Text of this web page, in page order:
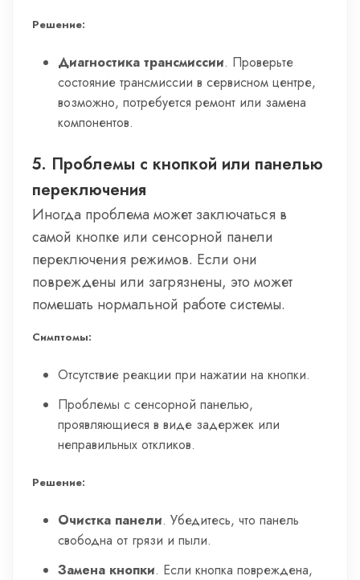
Решение:
Диагностика трансмиссии. Проверьте
состояние трансмиссии в сервисном центре,
возможно, потребуется ремонт или замена
компонентов.
5. Проблемы с кнопкой или панелью
переключения
Иногда проблема может заключаться в
самой кнопке или сенсорной панели
переключения режимов. Если они
повреждены или загрязнены, это может
помешать нормальной работе системы.
Симптомы:
Отсутствие реакции при нажатии на кнопки.
Проблемы с сенсорной панелью,
проявляющиеся в виде задержек или
неправильных откликов.
Решение:
Очистка панели. Убедитесь, что панель
свободна от грязи и пыли.
Замена кнопки. Если кнопка повреждена,